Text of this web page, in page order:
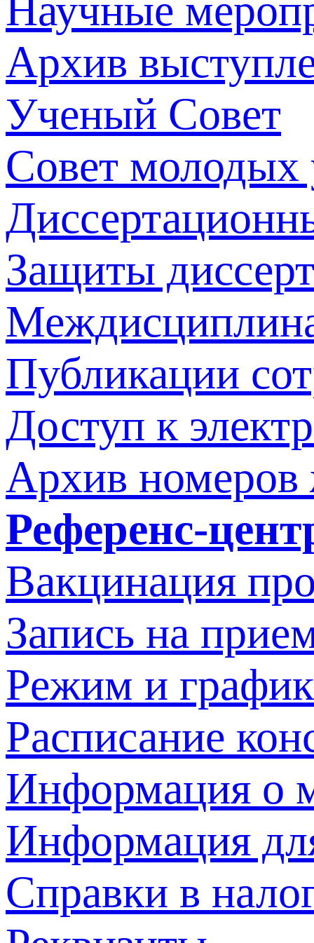
Научные
Архив
Ученый Совет
Совет молодых
Защиты
Публикации
Доступ к
Архив номеров
Референс-
Вакцинация
Запись на
Режим и
Расписание
Информация о
Информация
Справки в